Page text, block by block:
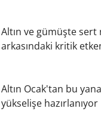
Altın ve gümüşte sert
arkasındaki kritik
Altın Ocak'tan bu
yükselişe hazırlanıyor